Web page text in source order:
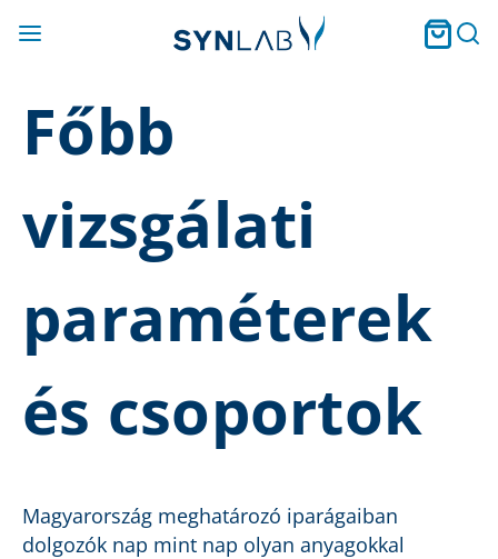
Főbb
vizsgálati
paraméterek
és csoportok
Magyarország meghatározó iparágaiban
dolgozók nap mint nap olyan anyagokkal